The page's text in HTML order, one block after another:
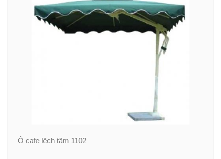
Ô cafe lệch tâm 1102